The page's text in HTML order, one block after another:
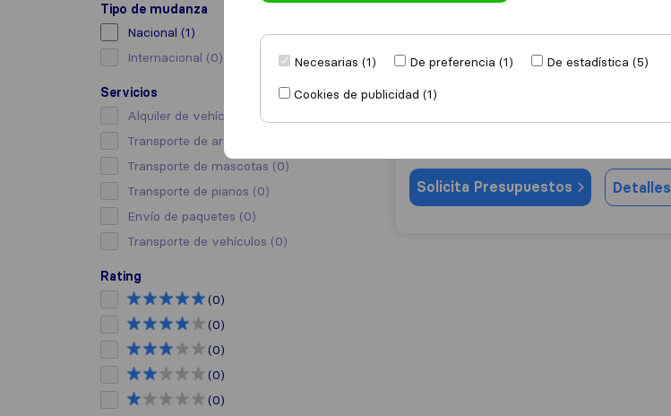
Tipo de mudanza
Nacional (1)
Internacional (0)
Servicios
Alquiler de vehículo con conductor
Transporte de arte
Transporte de mascotas (0)
Transporte de pianos (0)
Envío de paquetes (0)
Transporte de vehículos (0)
Rating
(0)
(0)
(0)
(0)
(0)
0,0
Mudanzas Mutranser
Solicita Presupuestos Detalles
Necesarias (1) De preferencia (1)
De estadística (5)
Cookies de publicidad (1)